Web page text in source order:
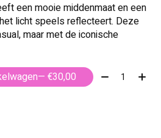
een mooie middenmaat en een
licht speels reflecteert. Deze
maar met de iconische
— €30,00 Aantal: